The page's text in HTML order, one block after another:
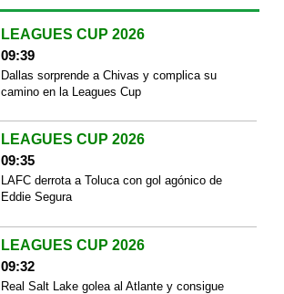
LEAGUES CUP 2026
09:39
Dallas sorprende a Chivas y complica su
camino en la Leagues Cup
LEAGUES CUP 2026
09:35
LAFC derrota a Toluca con gol agónico de
Eddie Segura
LEAGUES CUP 2026
09:32
Real Salt Lake golea al Atlante y consigue